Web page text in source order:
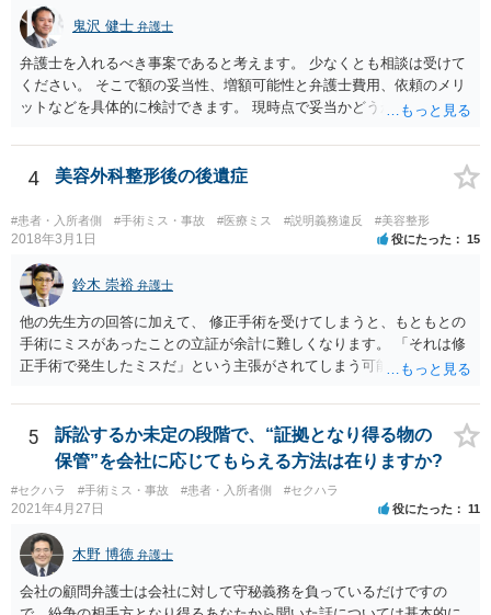
しく悪くなってしまったとか， 手術のミスの結果，入院期間が延びて
しまったとかいう事情があれば， 追加請求が可能な余地があります。
ただし，手術代の返金に応じた際に「これ以上金銭の請求はしませ
ん」という趣旨の合意をしてしまっていると， 上記の請求は，基本的
には困難となります。
鬼沢 健士 弁護士
弁護士を入れるべき事案であると考えます。 少なくとも相談は受けて
ください。 そこで額の妥当性、増額可能性と弁護士費用、依頼のメリ
ットなどを具体的に検討できます。 現時点で妥当かどうかを即断する
4 美容外科整形後の後遺症
#患者・入所者側 #手術ミス・事故 #医療ミス #説明義務違反 #美容整形
2018年3月1日 役にたった 15
鈴木 崇裕 弁護士
他の先生方の回答に加えて、 修正手術を受けてしまうと、もともとの
手術にミスがあったことの立証が余計に難しくなります。 「それは修
正手術で発生したミスだ」という主張がされてしまう可能性があるか
検討なさっているのであれば、修正手術を受けるまえに弁護士に相談
して対応を決めることを強くお勧めいたします。
5
訴訟するか未定の段階で、“証拠となり得る物の
保管”を会社に応じてもらえる方法は在りますか?
#セクハラ #手術ミス・事故 #患者・入所者側 #セクハラ
2021年4月27日 役にたった 11
木野 博徳 弁護士
会社の顧問弁護士は会社に対して守秘義務を負っているだけですの